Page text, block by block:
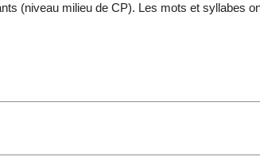
(niveau milieu de CP). Les mots et syllabes